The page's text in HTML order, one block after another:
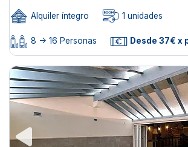
Alquiler íntegro 1 unidades
8 -> 16 Personas Desde 37€ x